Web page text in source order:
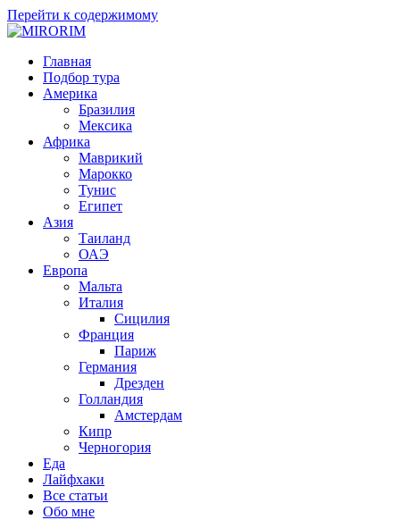
Перейти к содержимому
MIRORIM
Путешествия с умом!
Главная
Подбор тура
Америка
Бразилия
Мексика
Африка
Маврикий
Марокко
Тунис
Египет
Азия
Таиланд
ОАЭ
Европа
Мальта
Италия
Сицилия
Франция
Париж
Германия
Дрезден
Голландия
Амстердам
Кипр
Черногория
Еда
Лайфхаки
Все статьи
Обо мне